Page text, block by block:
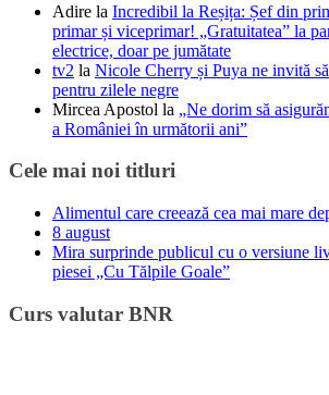
Adire la Incredibil la Reșița: Șef din
primar și viceprimar! „Gratuitatea” la
electrice, doar pe jumătate
tv2 la Nicole Cherry și Puya ne invită
pentru zilele negre
Mircea Apostol la „Ne dorim să
a României în următorii ani”
Cele mai noi titluri
Alimentul care creează cea mai mare
8 august
Mira surprinde publicul cu o versiune
piesei „Cu Tălpile Goale”
Curs valutar BNR